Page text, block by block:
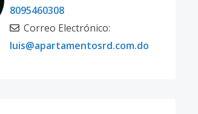
8095460308
Correo Electrónico:
luis@apartamentosrd.com.do